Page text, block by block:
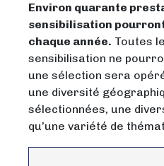
Environ quarante
sensibilisation
chaque année. Toutes
sensibilisation ne
une sélection sera
une diversité
sélectionnées, une
qu’une variété de